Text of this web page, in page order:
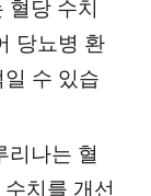
혈당 수치
당뇨병 환
수 있습
리나는 혈
치를 개선